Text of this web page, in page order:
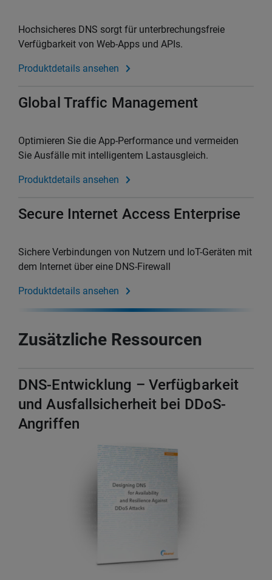
Hochsicheres DNS sorgt für unterbrechungsfreie
Verfügbarkeit von Web-Apps und APIs.
Produktdetails ansehen
Global Traffic Management
Optimieren Sie die App-Performance und vermeiden
Sie Ausfälle mit intelligentem Lastausgleich.
Produktdetails ansehen
Secure Internet Access Enterprise
Sichere Verbindungen von Nutzern und IoT-Geräten mit
dem Internet über eine DNS-Firewall
Produktdetails ansehen
Zusätzliche Ressourcen
DNS-Entwicklung – Verfügbarkeit
und Ausfallsicherheit bei DDoS-
Angriffen